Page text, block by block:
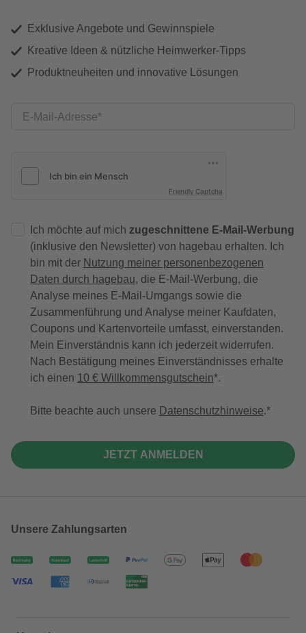
Exklusive Angebote und Gewinnspiele
Kreative Ideen & nützliche Heimwerker-Tipps
Produktneuheiten und innovative Lösungen
E-Mail-Adresse
Friendly Captcha
Ich möchte auf mich zugeschnittene E-Mail-Werbung
(inklusive den Newsletter) von hagebau erhalten. Ich
bin mit der Nutzung meiner personenbezogenen
Daten durch hagebau, die E-Mail-Werbung, die
Analyse meines E-Mail-Umgangs sowie die
Zusammenführung und Analyse meiner Kaufdaten,
Coupons und Kartenvorteile umfasst, einverstanden.
Mein Einverständnis kann ich jederzeit widerrufen.
Nach Bestätigung meines Einverständnisses erhalte
ich einen 10 € Willkommensgutschein*.
Bitte beachte auch unsere Datenschutzhinweise.
JETZT ANMELDEN
Unsere Zahlungsarten